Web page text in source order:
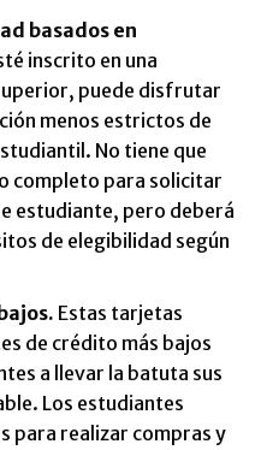
basados ​​en
inscrito en una
puede disfrutar
menos estrictos de
No tiene que
completo para solicitar
estudiante, pero deberá
de elegibilidad según
Estas tarjetas
de crédito más bajos
a llevar la batuta sus
Los estudiantes
para realizar compras y